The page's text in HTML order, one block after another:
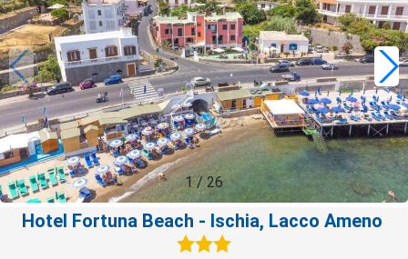
1 / 26
Hotel Fortuna Beach - Ischia, Lacco Ameno